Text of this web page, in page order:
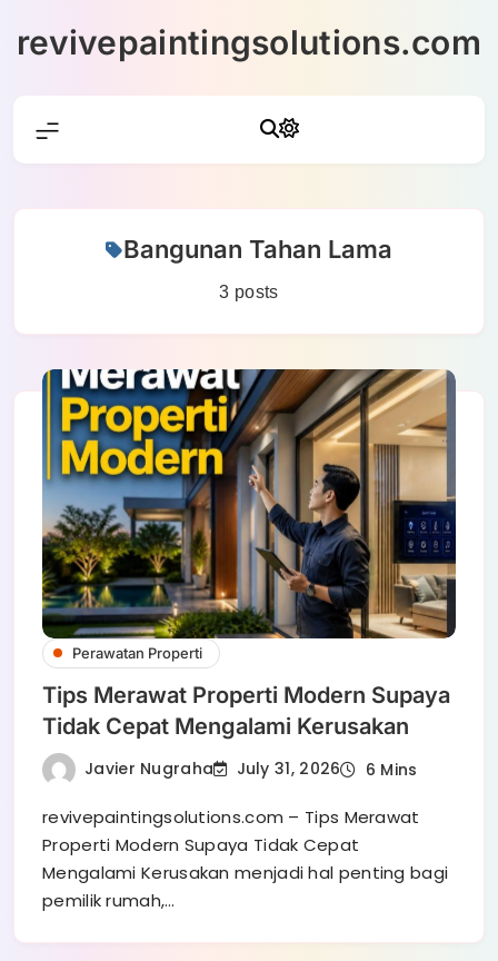
revivepaintingsolutions.com
Bangunan Tahan Lama
3 posts
Perawatan Properti
Tips Merawat Properti Modern Supaya
Tidak Cepat Mengalami Kerusakan
Javier Nugraha July 31, 2026 6 Mins
revivepaintingsolutions.com – Tips Merawat
Properti Modern Supaya Tidak Cepat
Mengalami Kerusakan menjadi hal penting bagi
pemilik rumah,…